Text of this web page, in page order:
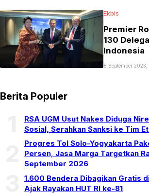
Ekbis
Premier
130
Indonesia
8 September 2023,
Berita Populer
RSA UGM Usut Nakes Diduga
Sosial, Serahkan Sanksi ke Tim
Progres Tol Solo-Yogyakarta
Persen, Jasa Marga Targetkan
September 2026
1.600 Bendera Dibagikan Gratis
Ajak Rayakan HUT RI ke-81